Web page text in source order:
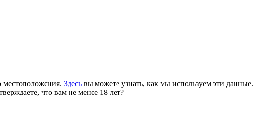
местоположения. Здесь вы можете узнать, как мы используем эти данные.
что вам не менее 18 лет?